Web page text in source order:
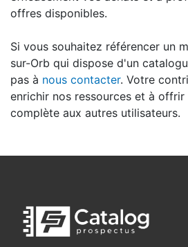
offres disponibles.
Si vous souhaitez référencer un
sur-Orb qui dispose d'un
pas à nous contacter. Votre
enrichir nos ressources et à offrir
complète aux autres utilisateurs.